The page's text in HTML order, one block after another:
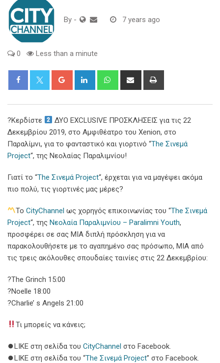
By - 7 years ago
0 Less than a minute
Google+ LinkedIn WhatsappShare
?Κερδίστε
ΔΥΟ EXCLUSIVE ΠΡΟΣΚΛΗΣΕΙΣ για τις 22
Δεκεμβρίου 2019, στο Αμφιθέατρο του Xenion, στο
Παραλίμνι, για το φανταστικό και γιορτινό “The Σινεμά
Project“, της Νεολαίας Παραλιμνίου!
Γιατί το “The Σινεμά Project“, έρχεται για να μαγέψει ακόμα
πιο πολύ, τις γιορτινές μας μέρες?
ΤοCityChannel ως χορηγός επικοινωνίας του “The Σινεμά
Project“, της Νεολαία Παραλιμνίου – Paralimni Youth,
προσφέρει σε σας ΜΙΑ διπλή πρόσκληση για να
παρακολουθήσετε με το αγαπημένο σας πρόσωπο, ΜΙΑ από
τις τρεις ακόλουθες σπουδαίες ταινίες στις 22 Δεκεμβρίου:
?The Grinch 15:00
?Noelle 18:00
?Charlie’ s Angels 21:00
Τι μπορείς να κάνεις;
⏺LIKE στη σελίδα του CityChannel στο Facebook.
⏺LIKE στη σελίδα του “The Σινεμά Project” στο Facebook.